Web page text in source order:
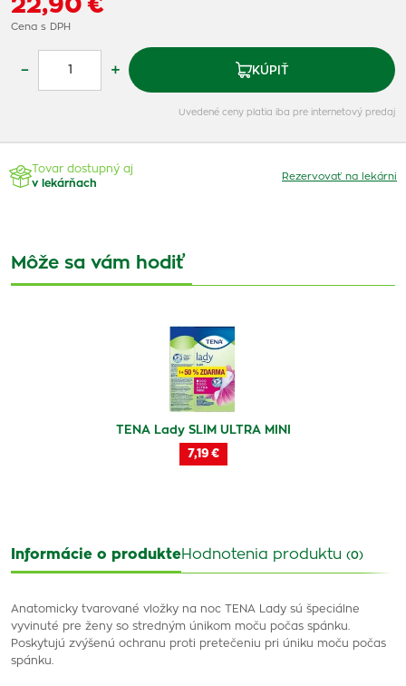
22,90 €
Cena s DPH
– + KÚPIŤ
Uvedené ceny platia iba pre internetový predaj
Tovar dostupný aj
v lekárňach
Rezervovať na lekárni
Môže sa vám hodiť
TENA Lady SLIM ULTRA MINI
7,19 €
Informácie o produkteHodnotenia produktu (0)
Anatomicky tvarované vložky na noc TENA Lady sú špeciálne
vyvinuté pre ženy so stredným únikom moču počas spánku.
Poskytujú zvýšenú ochranu proti pretečeniu pri úniku moču počas
spánku.